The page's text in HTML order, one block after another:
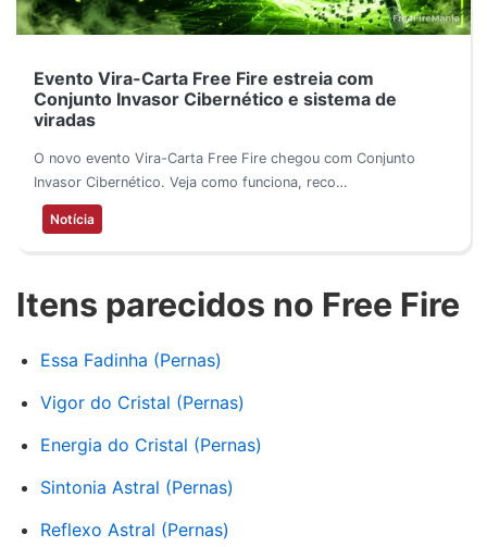
Evento Vira-Carta Free Fire estreia com
Conjunto Invasor Cibernético e sistema de
viradas
O novo evento Vira-Carta Free Fire chegou com Conjunto
Invasor Cibernético. Veja como funciona, reco…
Notícia
Itens parecidos no Free Fire
Essa Fadinha (Pernas)
Vigor do Cristal (Pernas)
Energia do Cristal (Pernas)
Sintonia Astral (Pernas)
Reflexo Astral (Pernas)